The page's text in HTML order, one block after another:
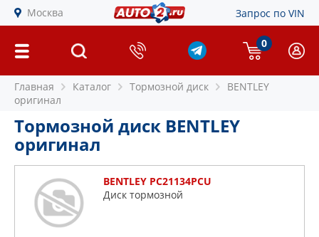
Москва Запрос по VIN
0
Главная Каталог Тормозной диск
BENTLEY
оригинал
Тормозной диск BENTLEY
оригинал
BENTLEY PC21134PCU
Диск тормозной